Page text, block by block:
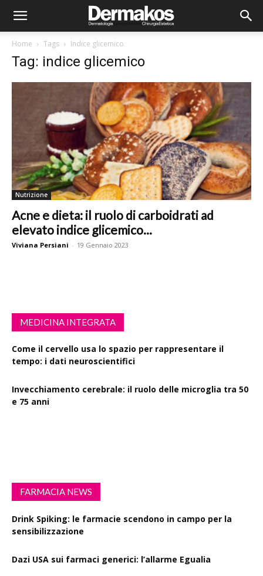
Home Tags Indice glicemico
Tag: indice glicemico
Nutrizione
Acne e dieta: il ruolo di carboidrati ad
elevato indice glicemico...
Viviana Persiani - 19 Gennaio 2023
MEDICINA INTEGRATA
Come il cervello usa lo spazio per rappresentare il
tempo: i dati neuroscientifici
Invecchiamento cerebrale: il ruolo delle microglia tra 50
e 75 anni
FARMACIA NEWS
Drink Spiking: le farmacie scendono in campo per la
sensibilizzazione
Dazi USA sui farmaci generici: l’allarme Egualia